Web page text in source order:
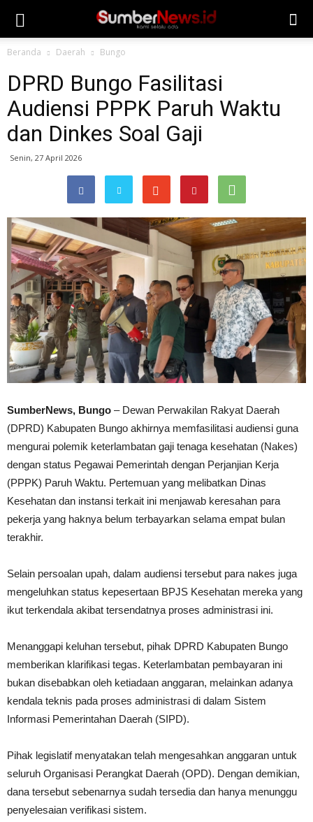
Beranda Daerah Bungo
DPRD Bungo Fasilitasi
Audiensi PPPK Paruh Waktu
dan Dinkes Soal Gaji
Senin, 27 April 2026
SumberNews, Bungo – Dewan Perwakilan Rakyat Daerah
(DPRD) Kabupaten Bungo akhirnya memfasilitasi audiensi guna
mengurai polemik keterlambatan gaji tenaga kesehatan (Nakes)
dengan status Pegawai Pemerintah dengan Perjanjian Kerja
(PPPK) Paruh Waktu. Pertemuan yang melibatkan Dinas
Kesehatan dan instansi terkait ini menjawab keresahan para
pekerja yang haknya belum terbayarkan selama empat bulan
terakhir.
Selain persoalan upah, dalam audiensi tersebut para nakes juga
mengeluhkan status kepesertaan BPJS Kesehatan mereka yang
ikut terkendala akibat tersendatnya proses administrasi ini.
Menanggapi keluhan tersebut, pihak DPRD Kabupaten Bungo
memberikan klarifikasi tegas. Keterlambatan pembayaran ini
bukan disebabkan oleh ketiadaan anggaran, melainkan adanya
kendala teknis pada proses administrasi di dalam Sistem
Informasi Pemerintahan Daerah (SIPD).
Pihak legislatif menyatakan telah mengesahkan anggaran untuk
seluruh Organisasi Perangkat Daerah (OPD). Dengan demikian,
dana tersebut sebenarnya sudah tersedia dan hanya menunggu
penyelesaian verifikasi sistem.